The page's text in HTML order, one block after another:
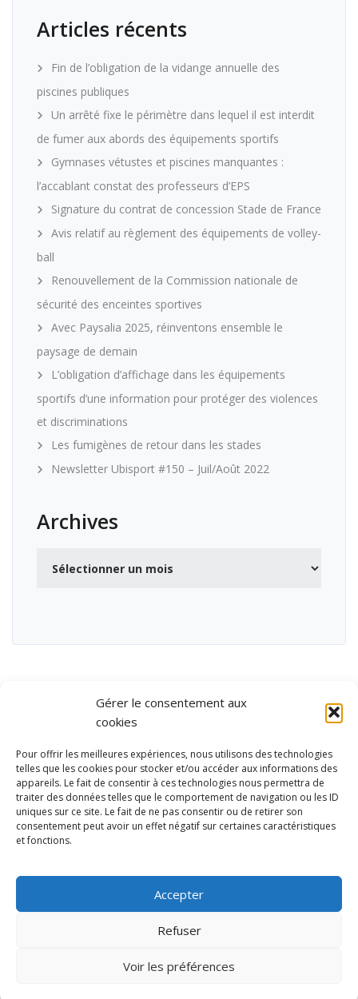
Gérer le consentement aux
cookies
Pour offrir les meilleures expériences, nous utilisons des technologies
telles que les cookies pour stocker et/ou accéder aux informations des
appareils. Le fait de consentir à ces technologies nous permettra de
traiter des données telles que le comportement de navigation ou les ID
uniques sur ce site. Le fait de ne pas consentir ou de retirer son
consentement peut avoir un effet négatif sur certaines caractéristiques
et fonctions.
Accepter
Refuser
Voir les préférences
Articles récents
Fin de l’obligation de la vidange annuelle des
piscines publiques
Un arrêté fixe le périmètre dans lequel il est interdit
de fumer aux abords des équipements sportifs
Gymnases vétustes et piscines manquantes :
l’accablant constat des professeurs d’EPS
Signature du contrat de concession Stade de France
Avis relatif au règlement des équipements de volley-
ball
Renouvellement de la Commission nationale de
sécurité des enceintes sportives
Avec Paysalia 2025, réinventons ensemble le
paysage de demain
L’obligation d’affichage dans les équipements
sportifs d’une information pour protéger des violences
et discriminations
Les fumigènes de retour dans les stades
Newsletter Ubisport #150 – Juil/Août 2022
Archives
et de loisirs
Contact
Mentions légales